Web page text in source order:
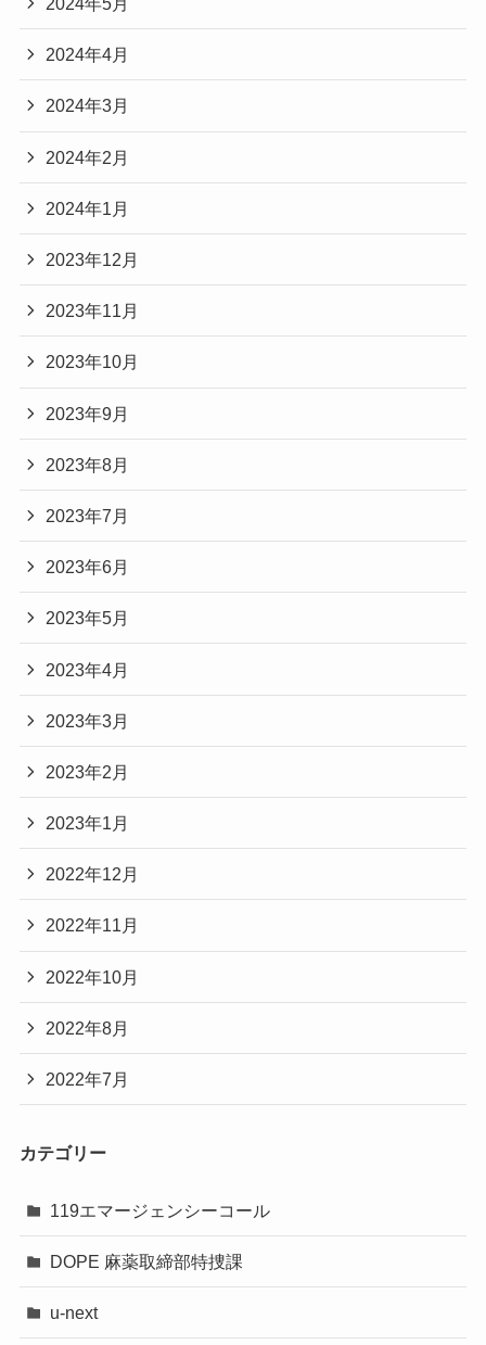
2024年4月
2024年3月
2024年2月
2024年1月
2023年12月
2023年11月
2023年10月
2023年9月
2023年8月
2023年7月
2023年6月
2023年5月
2023年4月
2023年3月
2023年2月
2023年1月
2022年12月
2022年11月
2022年10月
2022年8月
2022年7月
カテゴリー
119エマージェンシーコール
DOPE 麻薬取締部特捜課
u-next